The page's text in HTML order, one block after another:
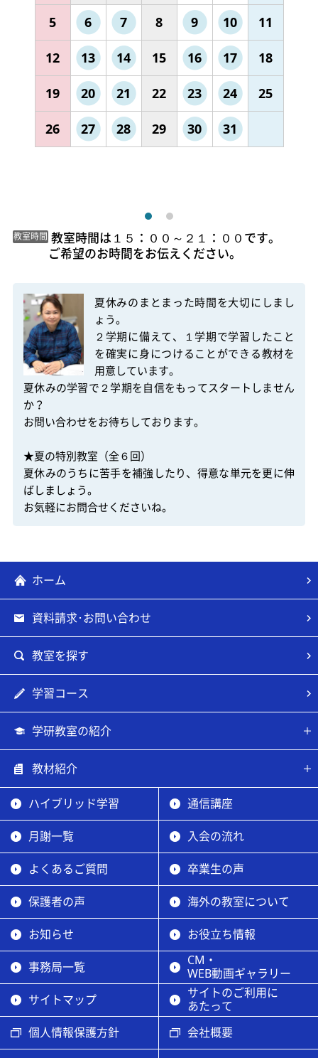
5 6 7 8 9 10 11
12 13 14 15 16 17 18
19 20 21 22 23 24 25
26 27 28 29 30 31
教室時間 教室時間は１５：００～２１：００です。
ご希望のお時間をお伝えください。
夏休みのまとまった時間を大切にしまし
ょう。
２学期に備えて、１学期で学習したこと
を確実に身につけることができる教材を
用意しています。
夏休みの学習で２学期を自信をもってスタートしません
か？
お問い合わせをお待ちしております。
★夏の特別教室（全６回）
夏休みのうちに苦手を補強したり、得意な単元を更に伸
ばしましょう。
お気軽にお問合せくださいね。
ホーム
資料請求･お問い合わせ
教室を探す
学習コース
学研教室の紹介
教材紹介
ハイブリッド学習 通信講座
月謝一覧 入会の流れ
よくあるご質問 卒業生の声
保護者の声 海外の教室について
お知らせ お役立ち情報
事務局一覧
CM・
WEB動画ギャラリー
サイトマップ
サイトのご利用に
あたって
個人情報保護方針
会社概要